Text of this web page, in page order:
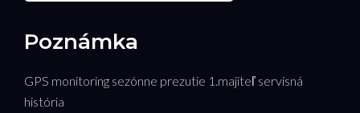
Poznámka
GPS monitoring sezónne prezutie 1.majiteľ servisná
história